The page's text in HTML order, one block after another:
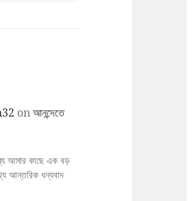
onআনন্দেতে
আমার কাছে এক বড়
আন্তরিক ধন্যবাদ